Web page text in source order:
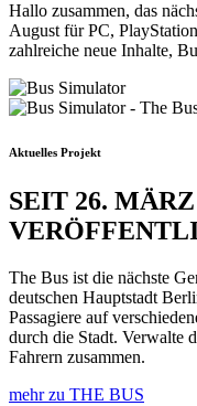
Hallo zusammen, das
August für PC,
zahlreiche neue Inhalte,
Aktuelles Projekt
SEIT 26. MÄRZ
The Bus ist die nächste
deutschen Hauptstadt
Passagiere auf
durch die Stadt. Verwalte
Fahrern zusammen.
mehr zu THE BUS